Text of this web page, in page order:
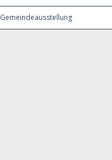
Gemeindeausstellung